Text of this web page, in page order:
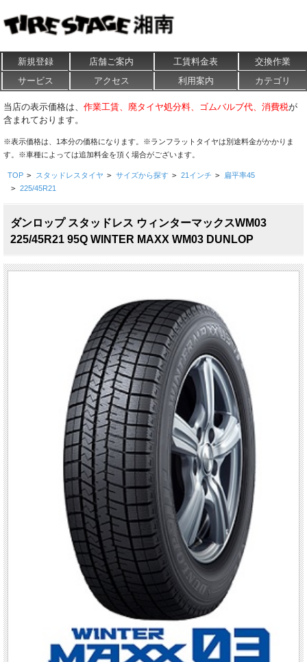
新規登録 店舗ご案内 工賃料金表
交換作業
サービス
アクセス 利用案内 カテゴリ
当店の表示価格は、 作業工賃、廃タイヤ処分料、ゴムバルブ代、消費税が
含まれております。
※表示価格は、1本分の価格になります。※ランフラットタイヤは別途料金がかかりま
す。※車種によっては追加料金を頂く場合がございます。
TOP > スタッドレスタイヤ > サイズから探す > 21インチ > 扁平率45
> 225/45R21
ダンロップ スタッドレス ウィンターマックスWM03
225/45R21 95Q WINTER MAXX WM03 DUNLOP